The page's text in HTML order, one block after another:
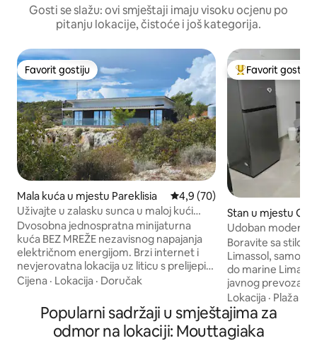
Gosti se slažu: ovi smještaji imaju visoku ocjenu po
pitanju lokacije, čistoće i još kategorija.
Favorit gostiju
Favorit gostiju
Mala kuća u mjestu Pareklisia Prosječna ocjena: 4,9 od 5,
4,9 (70)
Uživajte u zalasku sunca u maloj kući
Cliffside Seaview
Dvosobna jednospratna minijaturna
kuća BEZ MREŽE nezavisnog napajanja
električnom energijom. Brzi internet i
nevjerovatna lokacija uz liticu s prelijepim
pogledom na more. Samo nekoliko
i u roku od nekoliko minuta od aktivnosti,
uključujući jahanje konja, streljaštvo
Skeet, Enduro ture, planinarenje, vinariju
Cijena · Lokacija · Doručak
Glavni favorit
Favorit gostiju
Stan u mjestu
Udoban moderan
Boravite sa stilom
Limassol, samo
do marine
javnog prevoza.
2025. godine,
elegantnu
boravak s
Fi, klima-uređaj,
Lokacija · Plaža
Popularni sadržaji u smještajima za
odmor na lokaciji: Mouttagiaka